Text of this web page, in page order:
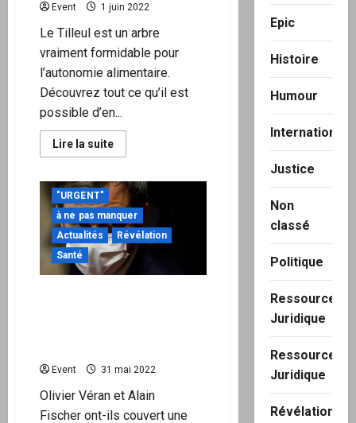
Event 1 juin 2022
Le Tilleul est un arbre
vraiment formidable pour
l’autonomie alimentaire.
Découvrez tout ce qu’il est
possible d’en...
Lire la suiteEn
savoir
TILLEUL
–
L’ARBRE
DE
L’AUTONOMIE
ALIMENTAIRE
"URGENT"
à ne pas manquer
Actualités
Révélation
Santé
Event 31 mai 2022
Olivier Véran et Alain
Fischer ont-ils couvert une
Epic
Histoire
Humour
International
Justice
Non
classé
Politique
Ressource
Juridique
Ressource
Juridique
Révélation